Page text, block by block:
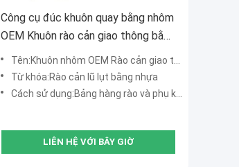
Công cụ đúc khuôn quay bằng nhôm
OEM Khuôn rào cản giao thông bằng
nhựa
Tên:Khuôn nhôm OEM Rào cản giao thông chống lũ lụt
Từ khóa:Rào cản lũ lụt bằng nhựa
Cách sử dụng:Bảng hàng rào và phụ kiện Hỗ trợ dấu hiệu tạm thời
LIÊN HỆ VỚI BÂY GIỜ